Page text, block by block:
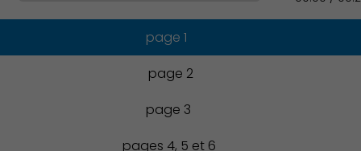
vie
Culture
page 1
page 2
page 3
pages 4, 5 et 6